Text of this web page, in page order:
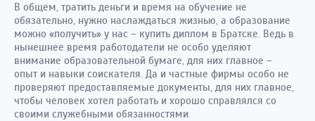
В общем, тратить деньги и время на обучение не
обязательно, нужно наслаждаться жизнью, а образование
можно «получить» у нас – купить диплом в Братске. Ведь в
нынешнее время работодатели не особо уделяют
внимание образовательной бумаге, для них главное –
опыт и навыки соискателя. Да и частные фирмы особо не
проверяют предоставляемые документы, для них главное,
чтобы человек хотел работать и хорошо справлялся со
своими служебными обязанностями.